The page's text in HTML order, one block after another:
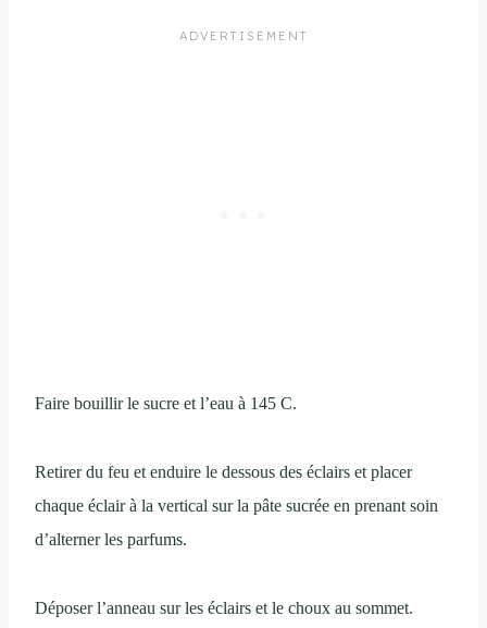
Faire bouillir le sucre et l’eau à 145 C.
Retirer du feu et enduire le dessous des éclairs et placer
chaque éclair à la vertical sur la pâte sucrée en prenant soin
d’alterner les parfums.
Déposer l’anneau sur les éclairs et le choux au sommet.